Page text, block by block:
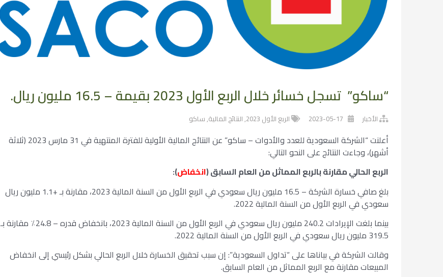
“ساكو” تسجل خسائر خلال الربع الأول 2023 بقيمة – 16.5 مليون ريال.
الأخبار 2023-05-17 الربع الأول 2023 ,النتائج المالية,ساكو
أعلنت “الشركة السعودية للعدد والأدوات – ساكو” عن النتائج المالية الأولية للفترة المنتهية في 31 مارس 2023 (ثلاثة
أشهر)، وجاءت النتائج على النحو التالي:
الربع الحالي مقارنة بالربع المماثل من العام السابق (انخفاض):
بلغ صافي خسارة الشركة – 16.5 مليون ريال سعودي في الربع الأول من السنة المالية 2023، مقارنة بـ +1.1 مليون ريال
سعودي في الربع الأول من السنة المالية 2022.
بينما بلغت الإيرادات 240.2 مليون ريال سعودي في الربع الأول من السنة المالية 2023، بانخفاض قدره – 24.8٪ مقارنة بـ
319.5 مليون ريال سعودي في الربع الأول من السنة المالية 2022.
وقالت الشركة في بياناها على “تداول السعودية”: إن سبب تحقيق الخسارة خلال الربع الحالي بشكل رئيسي إلى انخفاض
المبيعات مقارنة مع الربع المماثل من العام السابق.